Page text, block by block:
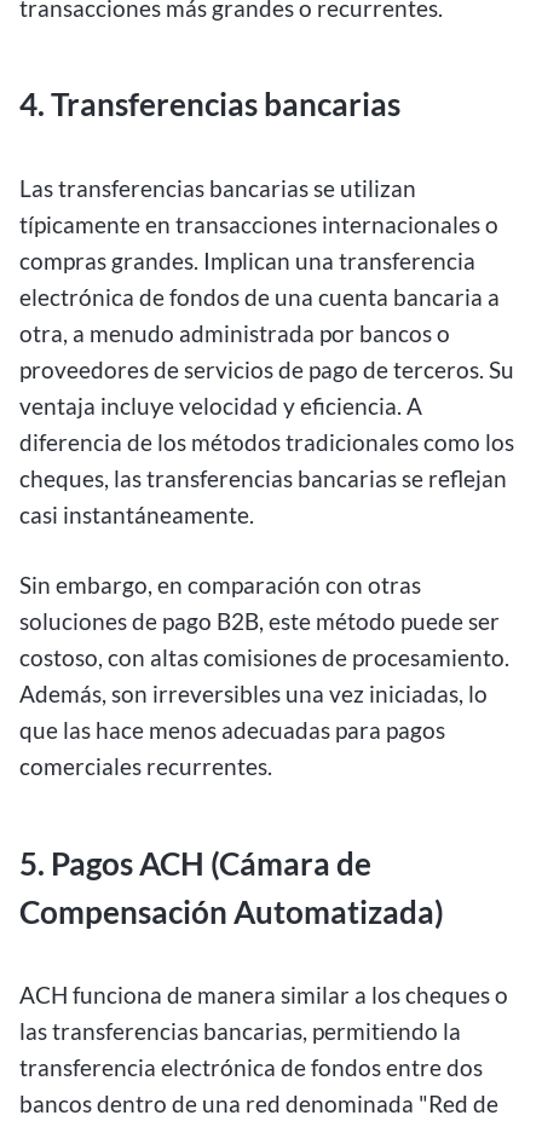
transacciones más grandes o recurrentes.
4. Transferencias bancarias
Las transferencias bancarias se utilizan
típicamente en transacciones internacionales o
compras grandes. Implican una transferencia
electrónica de fondos de una cuenta bancaria a
otra, a menudo administrada por bancos o
proveedores de servicios de pago de terceros. Su
ventaja incluye velocidad y eficiencia. A
diferencia de los métodos tradicionales como los
cheques, las transferencias bancarias se reflejan
casi instantáneamente.
Sin embargo, en comparación con otras
soluciones de pago B2B, este método puede ser
costoso, con altas comisiones de procesamiento.
Además, son irreversibles una vez iniciadas, lo
que las hace menos adecuadas para pagos
comerciales recurrentes.
5. Pagos ACH (Cámara de
Compensación Automatizada)
ACH funciona de manera similar a los cheques o
las transferencias bancarias, permitiendo la
transferencia electrónica de fondos entre dos
bancos dentro de una red denominada "Red de